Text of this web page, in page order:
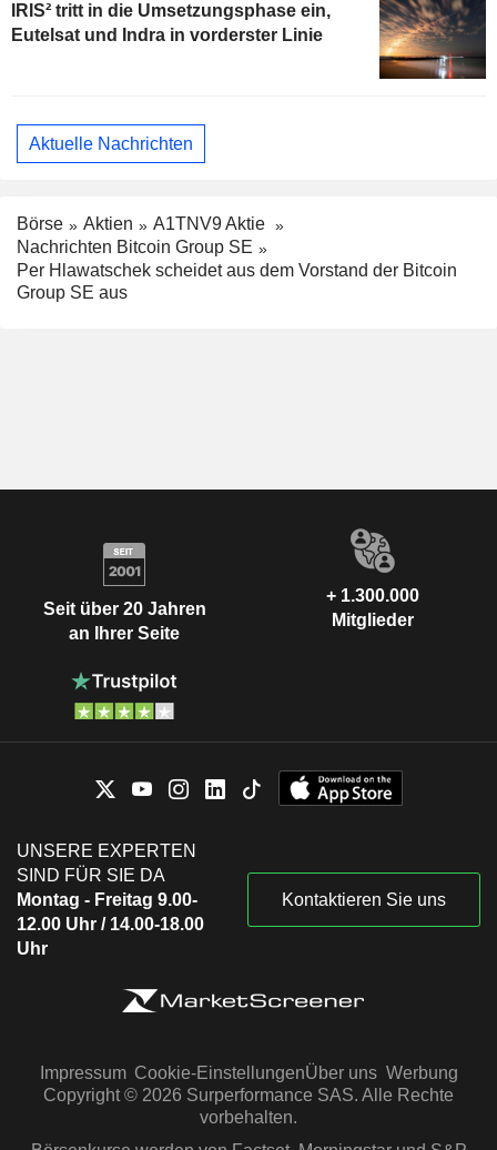
IRIS² tritt in die Umsetzungsphase ein,
Eutelsat und Indra in vorderster Linie
Aktuelle Nachrichten
Börse Aktien
A1TNV9 Aktie
Nachrichten Bitcoin Group SE
Per Hlawatschek scheidet aus dem Vorstand der Bitcoin
Group SE aus
Seit über 20 Jahren
an Ihrer Seite
+ 1.300.000
Mitglieder
UNSERE EXPERTEN
SIND FÜR SIE DA
Montag - Freitag 9.00-
12.00 Uhr / 14.00-18.00
Uhr
Kontaktieren Sie uns
Impressum Cookie-EinstellungenÜber uns Werbung
Copyright © 2026 Surperformance SAS. Alle Rechte
vorbehalten.